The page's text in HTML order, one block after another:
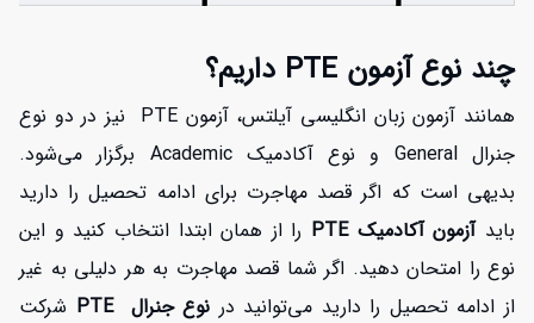
چند نوع آزمون PTE داریم؟
همانند آزمون زبان انگلیسی آیلتس، آزمون PTE نیز در دو نوع
جنرال General و نوع آکادمیک Academic برگزار می‌شود.
بدیهی است که اگر قصد مهاجرت برای ادامه تحصیل را دارید
بایدآزمون آکادمیک PTE
را از همان ابتدا انتخاب کنید و این
نوع را امتحان دهید. اگر شما قصد مهاجرت به هر دلیلی به غیر
از ادامه تحصیل را دارید می‌توانید در نوع جنرال PTE
شرکت